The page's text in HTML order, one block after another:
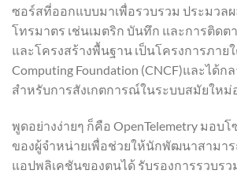
ซอร์สที่ออกแบบมาเพื่อรวบรวม ประมวล
โทรมาตร เช่นเมตริก บันทึก และการติด
และโครงสร้างพื้นฐาน เป็นโครงการภาย
Computing Foundation (CNCF)และได้ก
สำหรับการสังเกตการณ์ในระบบสมัยใหม่
พูดอย่างง่ายๆ ก็คือ OpenTelemetry มอบ
ของผู้จำหน่ายเพื่อช่วยให้นักพัฒนาสามา
แอปพลิเคชันของตนได้ รับรองการรวบร